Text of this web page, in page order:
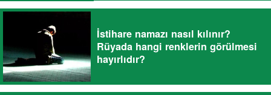
İstihare namazı nasıl kılınır?
Rüyada hangi renklerin görülmesi
hayırlıdır?